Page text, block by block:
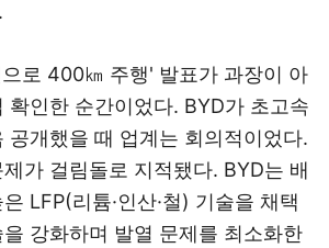
로 400㎞ 주행' 발표가 과장이 아
확인한 순간이었다. BYD가 초고속
공개했을 때 업계는 회의적이었다.
가 걸림돌로 지적됐다. BYD는 배
LFP(리튬·인산·철) 기술을 채택
강화하며 발열 문제를 최소화한